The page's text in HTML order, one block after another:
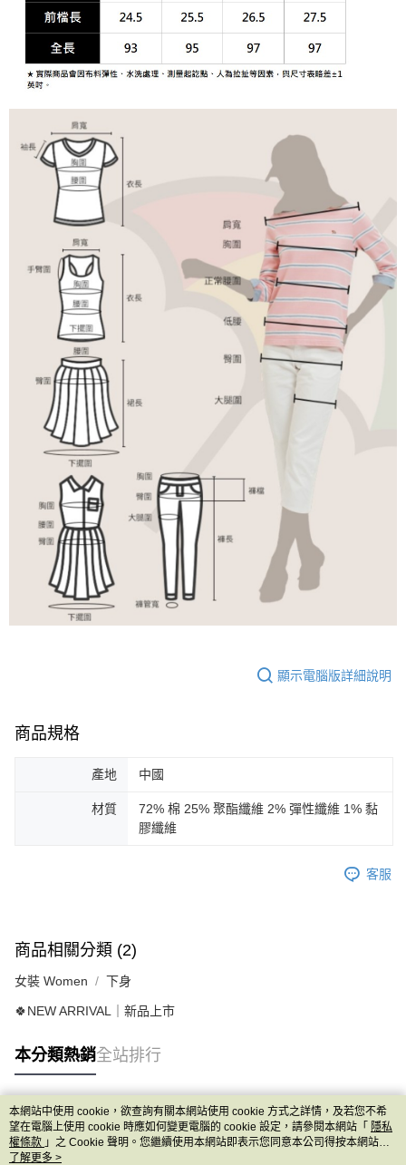
顯示電腦版詳細說明
商品規格
產地 中國
材質
72% 棉 25% 聚酯纖維 2% 彈性纖維 1% 黏
膠纖維
客服
商品相關分類 (2)
女裝 Women 下身
🍀NEW ARRIVAL｜新品上市
本分類熱銷全站排行
熱門標籤
本網站中使用 cookie，欲查詢有關本網站使用 cookie 方式之詳情，及若您不希
望在電腦上使用 cookie 時應如何變更電腦的 cookie 設定，請參閱本網站「 隱私
權條款 」之 Cookie 聲明。您繼續使用本網站即表示您同意本公司得按本網站使
用條款之 Cookie 聲明使用 cookie。
了解更多 >